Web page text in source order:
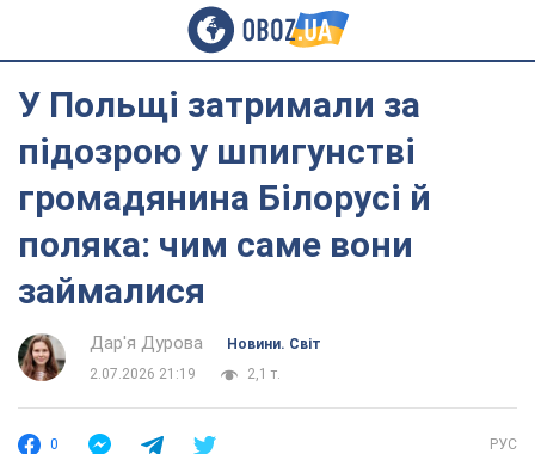
У Польщі затримали за
підозрою у шпигунстві
громадянина Білорусі й
поляка: чим саме вони
займалися
Дар'я Дурова
Новини. Світ
2.07.2026 21:19
2,1 т.
0 РУС